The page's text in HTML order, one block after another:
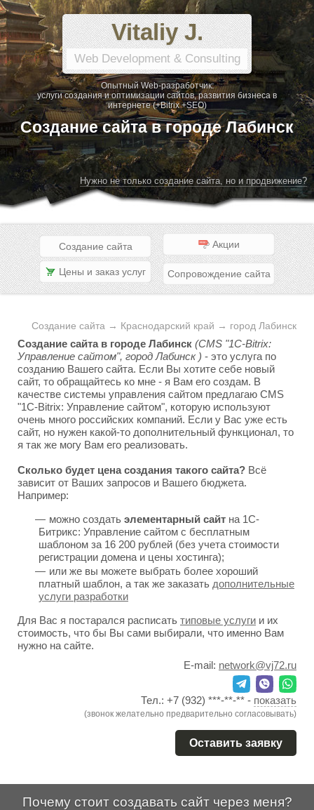
Vitaliy J.
Web Development & Consulting
Опытный Web-разработчик:
услуги создания и оптимизации сайтов, развития бизнеса в
интернете (+Bitrix +SEO)
Создание сайта в городе Лабинск
Нужно не только создание сайта, но и продвижение?
Создание сайта Акции
Цены и заказ услуг Сопровождение сайта
Создание сайта → Краснодарский край → город Лабинск
Создание сайта в городе Лабинск (CMS "1C-Bitrix:
Управление сайтом", город Лабинск ) - это услуга по
созданию Вашего сайта. Если Вы хотите себе новый
сайт, то обращайтесь ко мне - я Вам его создам. В
качестве системы управления сайтом предлагаю CMS
"1C-Bitrix: Управление сайтом", которую используют
очень много российских компаний. Если у Вас уже есть
сайт, но нужен какой-то дополнительный функционал, то
я так же могу Вам его реализовать.
Сколько будет цена создания такого сайта? Всё
зависит от Ваших запросов и Вашего бюджета.
Например:
можно создать элементарный сайт на 1С-
Битрикс: Управление сайтом с бесплатным
шаблоном за 16 200 рублей (без учета стоимости
регистрации домена и цены хостинга);
или же вы можете выбрать более хороший
платный шаблон, а так же заказать дополнительные
услуги разработки
Для Вас я постарался расписать типовые услуги и их
стоимость, что бы Вы сами выбирали, что именно Вам
нужно на сайте.
E-mail: network@vj72.ru
Тел.: +7 (932) ***-**-** - показать
(звонок желательно предварительно согласовывать)
Оставить заявку
Почему стоит создавать сайт через меня?